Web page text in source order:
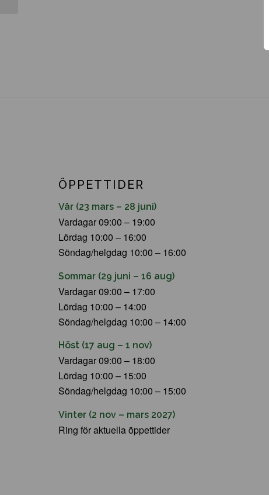
ÖPPETTIDER
Vår (23 mars – 28 juni)
Vardagar 09:00 – 19:00
Lördag 10:00 – 16:00
Söndag/helgdag 10:00 – 16:00
Sommar (29 juni – 16 aug)
Vardagar 09:00 – 17:00
Lördag 10:00 – 14:00
Söndag/helgdag 10:00 – 14:00
Höst (17 aug – 1 nov)
Vardagar 09:00 – 18:00
Lördag 10:00 – 15:00
Söndag/helgdag 10:00 – 15:00
Vinter (2 nov – mars 2027)
Ring för aktuella öppettider